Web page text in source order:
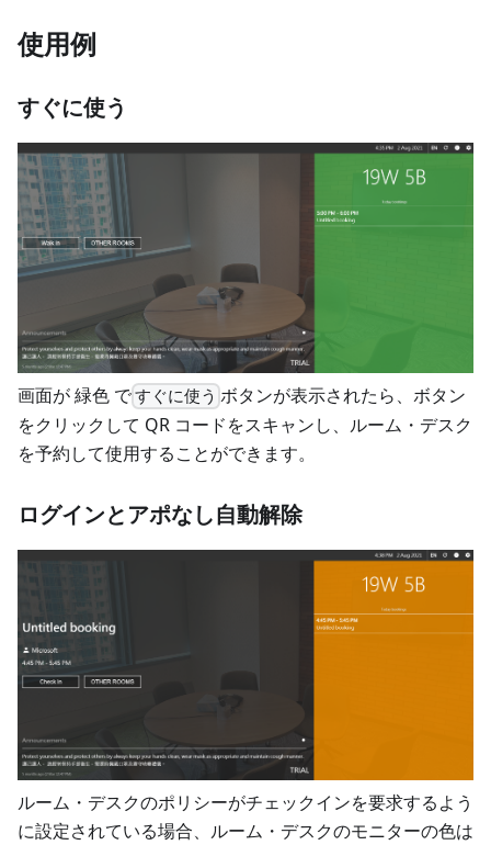
使用例
すぐに使う
画面が緑色 ですぐに使う ボタンが表示されたら、ボタン
をクリックして QR コードをスキャンし、ルーム・デスク
を予約して使用することができます。
ログインとアポなし自動解除
ルーム・デスクのポリシーがチェックインを要求するよう
に設定されている場合、ルーム・デスクのモニターの色は